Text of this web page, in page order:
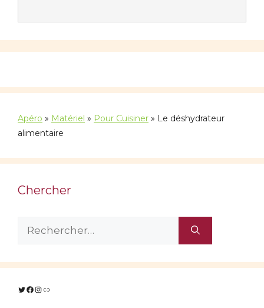
Apéro » Matériel » Pour Cuisiner » Le déshydrateur
alimentaire
Chercher
Rechercher :
Twitter
Facebook
Instagram
Lien